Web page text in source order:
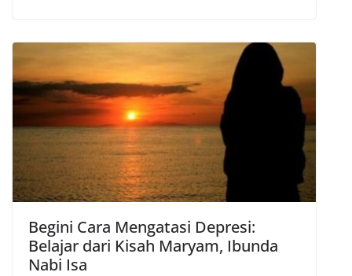
Begini Cara Mengatasi Depresi:
Belajar dari Kisah Maryam, Ibunda
Nabi Isa